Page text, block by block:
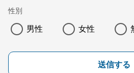
性別
男性 女性
送信する